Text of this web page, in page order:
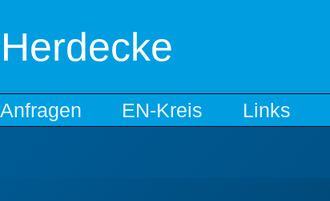
Anfragen EN-Kreis Links